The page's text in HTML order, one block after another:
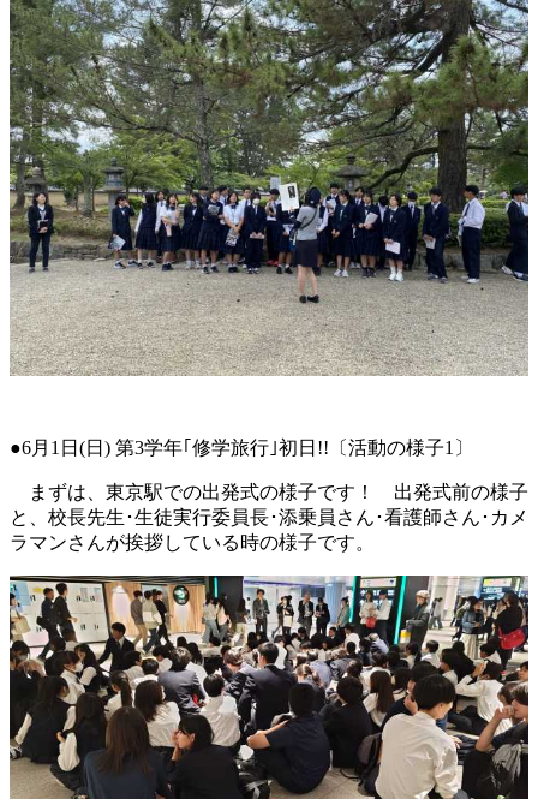
●6月1日(日) 第3学年｢修学旅行｣初日!!〔活動の様子1〕
まずは、東京駅での出発式の様子です！ 出発式前の様子
と、校長先生･生徒実行委員長･添乗員さん･看護師さん･カメ
ラマンさんが挨拶している時の様子です。